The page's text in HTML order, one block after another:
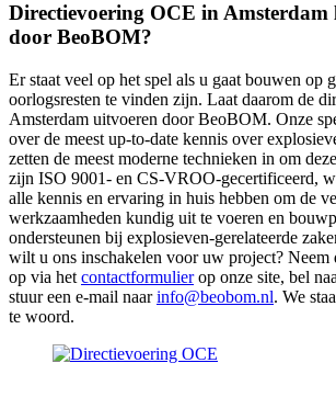
Directievoering OCE in Amsterdam
door BeoBOM?
Er staat veel op het spel als u gaat bouwen op
oorlogsresten te vinden zijn. Laat daarom de
Amsterdam uitvoeren door BeoBOM. Onze
over de meest up-to-date kennis over
zetten de meest moderne technieken in om
zijn ISO 9001- en CS-VROO-gecertificeerd,
alle kennis en ervaring in huis hebben om de
werkzaamheden kundig uit te voeren en
ondersteunen bij explosieven-gerelateerde
wilt u ons inschakelen voor uw project? Neem
op via het contactformulierop onze site, bel
stuur een e-mail naarinfo@beobom.nl. We
te woord.